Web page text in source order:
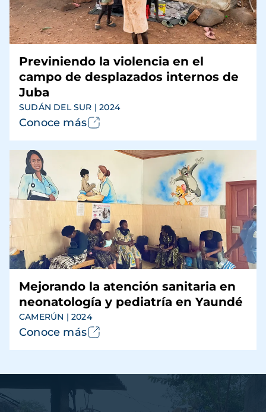
Previniendo la violencia en el
campo de desplazados internos de
Juba
SUDÁN DEL SUR | 2024
Conoce más
Mejorando la atención sanitaria en
neonatología y pediatría en Yaundé
CAMERÚN | 2024
Conoce más
Archivo
de